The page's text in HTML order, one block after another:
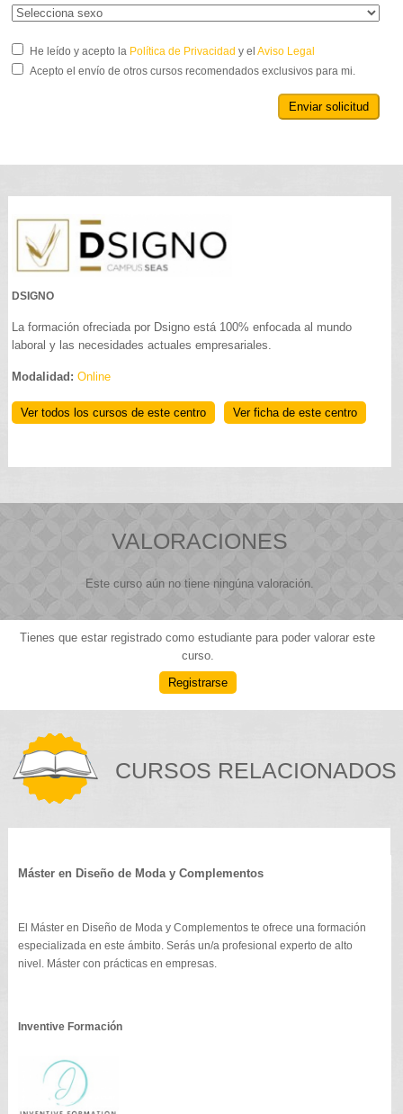
He leído y acepto la Política de Privacidad y el Aviso Legal
Acepto el envío de otros cursos recomendados exclusivos para mi.
Enviar solicitud
DSIGNO
La formación ofreciada por Dsigno está 100% enfocada al mundo
laboral y las necesidades actuales empresariales.
Modalidad:Online
Ver todos los cursos de este centro Ver ficha de este centro
VALORACIONES
Este curso aún no tiene ningúna valoración.
Tienes que estar registrado como estudiante para poder valorar este
curso.
Registrarse
CURSOS RELACIONADOS
Máster en Diseño de Moda y Complementos
El Máster en Diseño de Moda y Complementos te ofrece una formación
especializada en este ámbito. Serás un/a profesional experto de alto
nivel. Máster con prácticas en empresas.
Inventive Formación